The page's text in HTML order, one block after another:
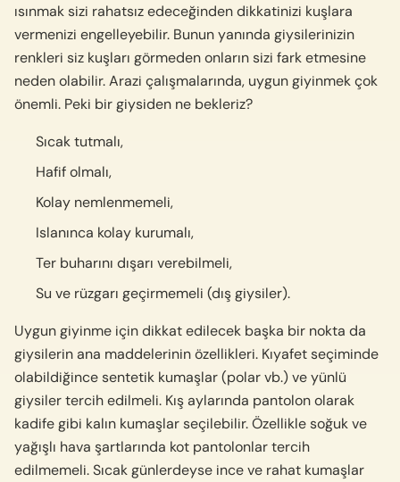
ısınmak sizi rahatsız edeceğinden dikkatinizi kuşlara
vermenizi engelleyebilir. Bunun yanında giysilerinizin
renkleri siz kuşları görmeden onların sizi fark etmesine
neden olabilir. Arazi çalışmalarında, uygun giyinmek çok
önemli. Peki bir giysiden ne bekleriz?
Sıcak tutmalı,
Hafif olmalı,
Kolay nemlenmemeli,
Islanınca kolay kurumalı,
Ter buharını dışarı verebilmeli,
Su ve rüzgarı geçirmemeli (dış giysiler).
Uygun giyinme için dikkat edilecek başka bir nokta da
giysilerin ana maddelerinin özellikleri. Kıyafet seçiminde
olabildiğince sentetik kumaşlar (polar vb.) ve yünlü
giysiler tercih edilmeli. Kış aylarında pantolon olarak
kadife gibi kalın kumaşlar seçilebilir. Özellikle soğuk ve
yağışlı hava şartlarında kot pantolonlar tercih
edilmemeli. Sıcak günlerdeyse ince ve rahat kumaşlar